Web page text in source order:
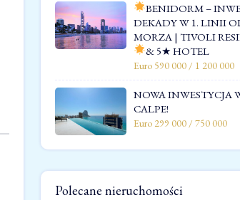
BENIDORM –
DEKADY W 1. LINII
MORZA | TIVOLI
& 5★ HOTEL
Euro 590 000 / 1 200 000
NOWA INWESTYCJA
CALPE!
Euro 299 000 / 750 000
Polecane nieruchomości